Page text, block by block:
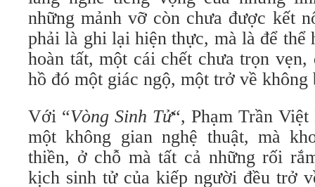
những mảnh vỡ còn chưa được kết
phải là ghi lại hiện thực, mà là để thể
hoàn tất, một cái chết chưa trọn
hồ đó một giác ngộ, một trở về không
Với “Vòng Sinh Tử“, Phạm Trần
một không gian nghệ thuật, mà
thiền, ở chỗ mà tất cả những rối
kịch sinh tử của kiếp người đều trở